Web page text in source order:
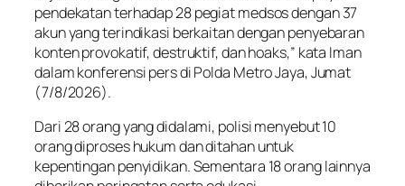
pendekatan terhadap 28 pegiat medsos dengan 37
akun yang terindikasi berkaitan dengan penyebaran
konten provokatif, destruktif, dan hoaks,” kata Iman
dalam konferensi pers di Polda Metro Jaya, Jumat
(7/8/2026).
Dari 28 orang yang didalami, polisi menyebut 10
orang diproses hukum dan ditahan untuk
kepentingan penyidikan. Sementara 18 orang lainnya